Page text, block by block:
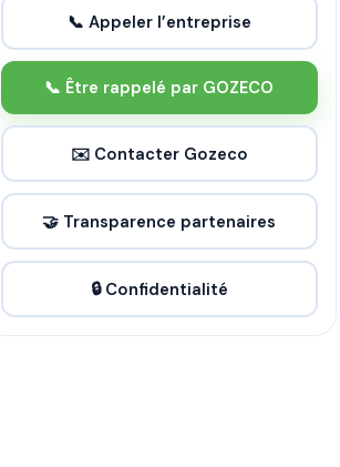
📞 Appeler l’entreprise
📞 Être rappelé par GOZECO
✉️ Contacter Gozeco
🤝 Transparence partenaires
🔒 Confidentialité